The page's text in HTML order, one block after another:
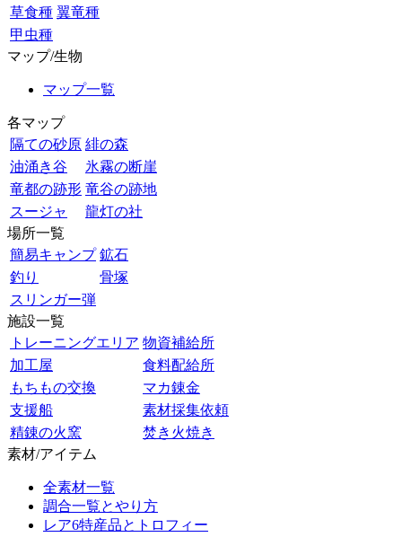
草食種 翼竜種
甲虫種
マップ/生物
マップ一覧
各マップ
隔ての砂原 緋の森
油涌き谷
氷霧の断崖
竜都の跡形 竜谷の跡地
スージャ
龍灯の社
場所一覧
簡易キャンプ 鉱石
釣り
骨塚
スリンガー弾
施設一覧
トレーニングエリア 物資補給所
加工屋
食料配給所
もちもの交換
マカ錬金
支援船
素材採集依頼
精錬の火窯
焚き火焼き
素材/アイテム
全素材一覧
調合一覧とやり方
レア6特産品とトロフィー